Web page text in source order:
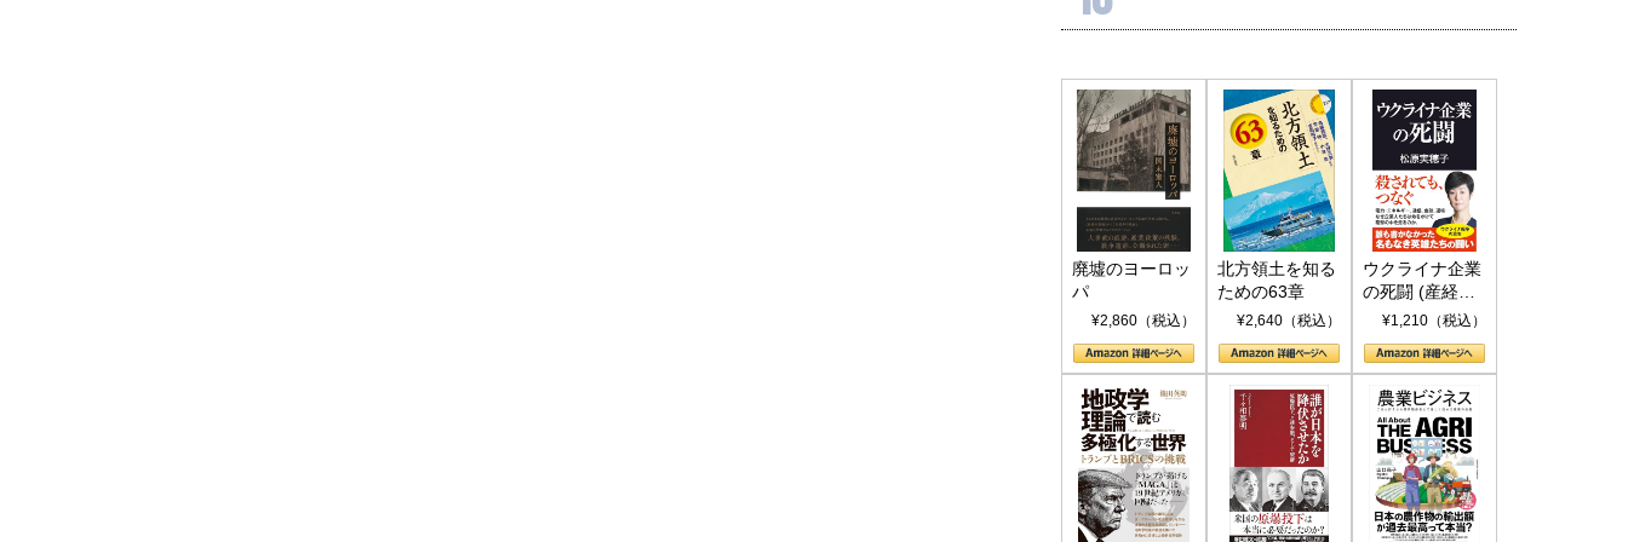
廃墟のヨーロッ
パ
¥2,860（税込）
北方領土を知る
ための63章
¥2,640（税込）
ウクライナ企業
の死闘 (産経セ
レクト S 039)
¥1,210（税込）